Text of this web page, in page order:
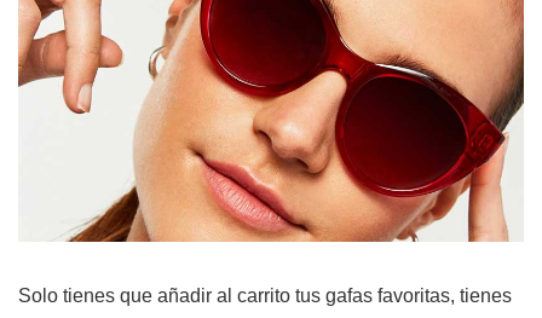
Solo tienes que añadir al carrito tus gafas favoritas, tienes